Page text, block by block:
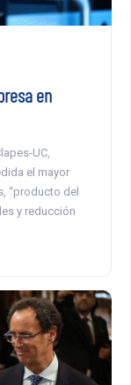
en
UC,
el mayor
“producto del
y reducción